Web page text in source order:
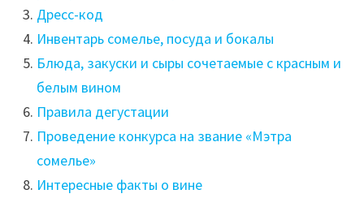
Дресс-код
Инвентарь сомелье, посуда и бокалы
Блюда, закуски и сыры сочетаемые с красным и
белым вином
Правила дегустации
Проведение конкурса на звание «Мэтра
сомелье»
Интересные факты о вине